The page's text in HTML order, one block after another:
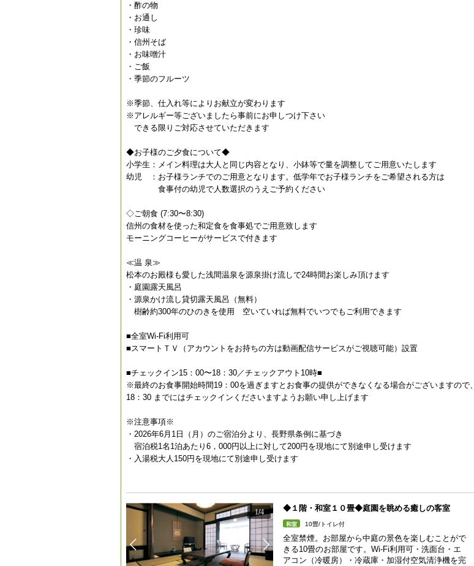
・酢の物
・お通し
・珍味
・信州そば
・お味噌汁
・ご飯
・季節のフルーツ
※季節、仕入れ等によりお献立が変わります
※アレルギー等ございましたら事前にお申しつけ下さい
できる限りご対応させていただきます
◆お子様のご夕食について◆
小学生：メイン料理は大人と同じ内容となり、小鉢等で量を調整してご用意いたします
幼児 ：お子様ランチでのご用意となります。低学年でお子様ランチをご希望される方は
食事付の幼児で人数選択のうえご予約ください
◇ご朝食 (7:30〜8:30)
信州の食材を使った和定食を食事処でご用意致します
モーニングコーヒーがサービスで付きます
≪温 泉≫
松本のお殿様も愛した浅間温泉を源泉掛け流しで24時間お楽しみ頂けます
・庭園露天風呂
・源泉かけ流し貸切露天風呂（無料）
樹齢約300年のひのきを使用 空いていれば無料でいつでもご利用できます
■全室Wi-Fi利用可
■スマートＴＶ（アカウントをお持ちの方は動画配信サービスがご視聴可能）設置
■チェックイン15：00〜18：30／チェックアウト10時■
※最終のお食事開始時間19：00を過ぎますとお食事の提供ができなくなる場合がございますので、
18：30 までにはチェックインくださいますようお願い申し上げます
※注意事項※
・2026年6月1日（月）のご宿泊分より、長野県条例に基づき
宿泊税1名1泊あたり6，000円以上に対して200円を現地にて別途申し受けます
・入湯税大人150円を現地にて別途申し受けます
1/4 ◆１階・和室１０畳◆庭園を眺める癒しの客室
和室 10畳/トイレ付
全室禁煙。お部屋から中庭の景色を楽しむことがで
きる10畳のお部屋です。Wi-Fi利用可・洗面台・エ
アコン（冷暖房）・冷蔵庫・加湿付空気清浄機を完